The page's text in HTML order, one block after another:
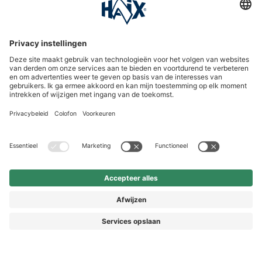
HAIX Group
Shop Service
Nieuwsbrief
Volg ons
Vorkasse
© 2026 HAIX GROUP